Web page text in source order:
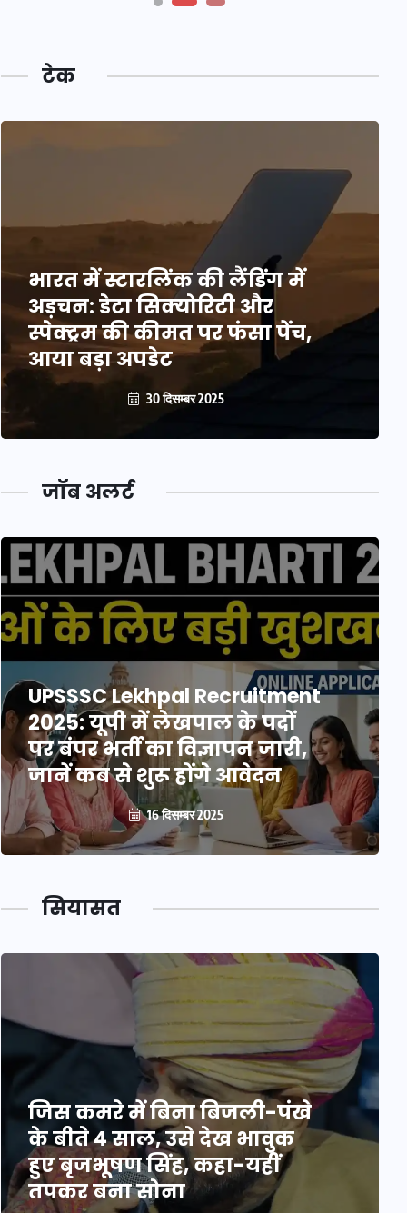
टेक
भारत में स्टारलिंक की लैंडिंग में
अड़चन: डेटा सिक्योरिटी और
स्पेक्ट्रम की कीमत पर फंसा पेंच,
आया बड़ा अपडेट
30 दिसम्बर 2025
जॉब अलर्ट
UPSSSC Lekhpal Recruitment
2025: यूपी में लेखपाल के पदों
पर बंपर भर्ती का विज्ञापन जारी,
जानें कब से शुरू होंगे आवेदन
16 दिसम्बर 2025
सियासत
जिस कमरे में बिना बिजली-पंखे
के बीते 4 साल, उसे देख भावुक
हुए बृजभूषण सिंह, कहा-यहीं
तपकर बना सोना